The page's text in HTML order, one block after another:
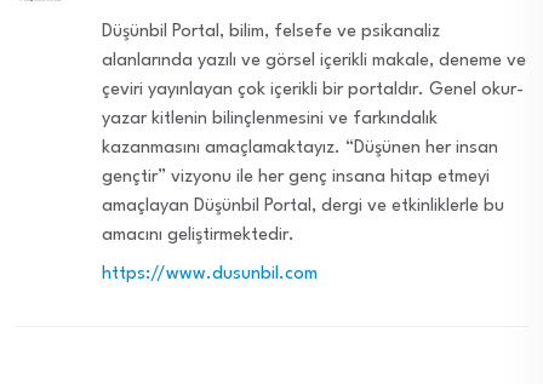
Düşünbil Portal, bilim, felsefe ve psikanaliz
alanlarında yazılı ve görsel içerikli makale, deneme ve
çeviri yayınlayan çok içerikli bir portaldır. Genel okur-
yazar kitlenin bilinçlenmesini ve farkındalık
kazanmasını amaçlamaktayız. “Düşünen her insan
gençtir” vizyonu ile her genç insana hitap etmeyi
amaçlayan Düşünbil Portal, dergi ve etkinliklerle bu
amacını geliştirmektedir.
https://www.dusunbil.com